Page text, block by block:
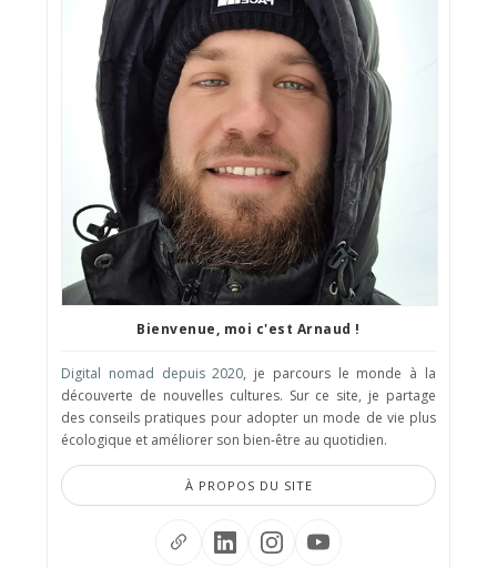
Bienvenue, moi c'est Arnaud !
Digital nomad depuis 2020, je parcours le monde à la
découverte de nouvelles cultures. Sur ce site, je partage
des conseils pratiques pour adopter un mode de vie plus
écologique et améliorer son bien-être au quotidien.
À PROPOS DU SITE